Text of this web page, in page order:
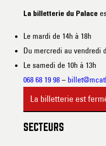
La billetterie du Palace
Le mardi de 14h à 18h
Du mercredi au vendredi
Le samedi de 10h à 13h
068 68 19 98 –
La billetterie est
SECTEURS